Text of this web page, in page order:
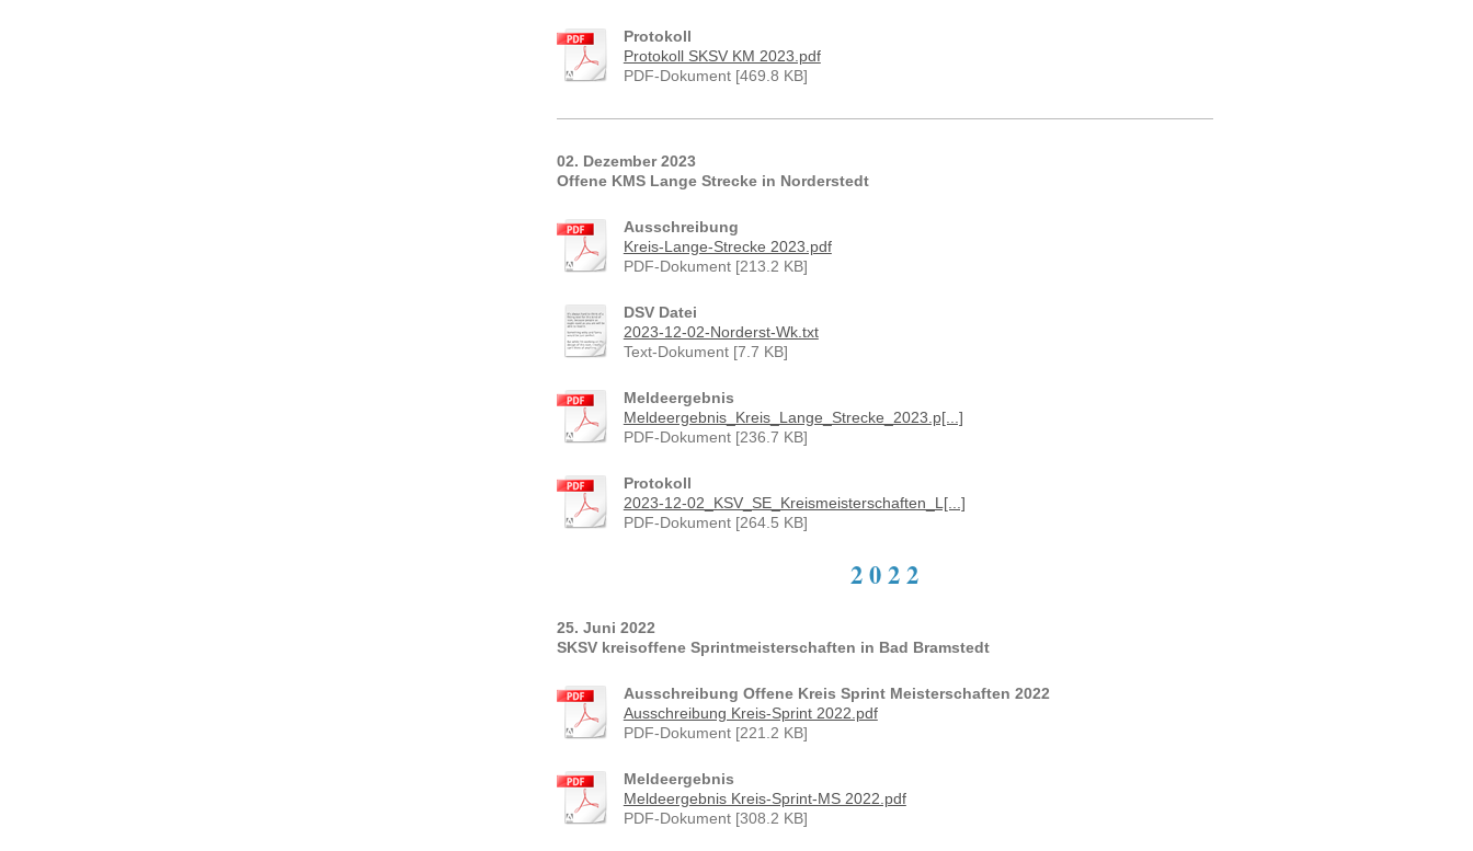
Protokoll
Protokoll SKSV KM 2023.pdf
PDF-Dokument [469.8 KB]
02. Dezember 2023
Offene KMS Lange Strecke in Norderstedt
Ausschreibung
Kreis-Lange-Strecke 2023.pdf
PDF-Dokument [213.2 KB]
DSV Datei
2023-12-02-Norderst-Wk.txt
Text-Dokument [7.7 KB]
Meldeergebnis
Meldeergebnis_Kreis_Lange_Strecke_2023.p[...]
PDF-Dokument [236.7 KB]
Protokoll
2023-12-02_KSV_SE_Kreismeisterschaften_L[...]
PDF-Dokument [264.5 KB]
2 0 2 2
25. Juni 2022
SKSV kreisoffene Sprintmeisterschaften in Bad Bramstedt
Ausschreibung Offene Kreis Sprint Meisterschaften 2022
Ausschreibung Kreis-Sprint 2022.pdf
PDF-Dokument [221.2 KB]
Meldeergebnis
Meldeergebnis Kreis-Sprint-MS 2022.pdf
PDF-Dokument [308.2 KB]